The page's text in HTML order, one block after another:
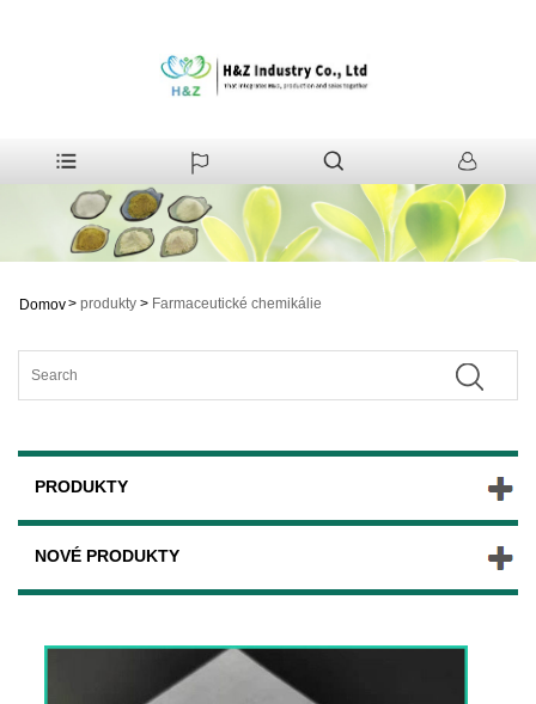
Domov> produkty > Farmaceutické chemikálie
PRODUKTY
NOVÉ PRODUKTY